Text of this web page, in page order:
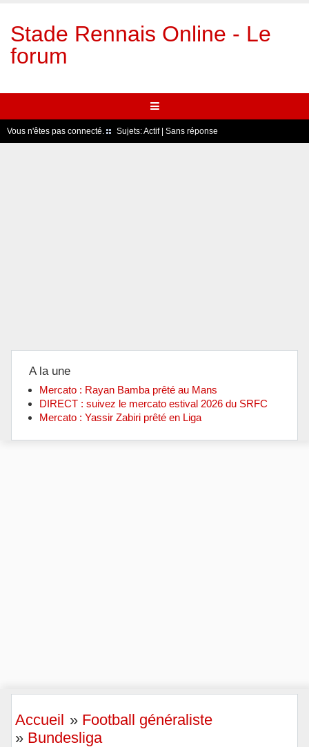
Stade Rennais Online - Le
forum
Vous n'êtes pas connecté. Sujets:Actif| Sans réponse
A la une
Mercato : Rayan Bamba prêté au Mans
DIRECT : suivez le mercato estival 2026 du SRFC
Mercato : Yassir Zabiri prêté en Liga
Accueil » Football généraliste
» Bundesliga